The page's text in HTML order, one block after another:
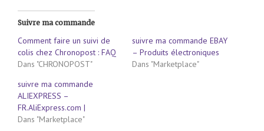
Suivre ma commande
Comment faire un suivi de
colis chez Chronopost : FAQ
Dans "CHRONOPOST"
suivre ma commande EBAY
– Produits électroniques
Dans "Marketplace"
suivre ma commande
ALIEXPRESS –
FR.AliExpress.com |
Dans "Marketplace"